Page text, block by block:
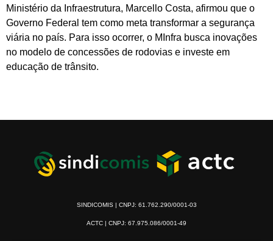
Ministério da Infraestrutura, Marcello Costa, afirmou que o
Governo Federal tem como meta transformar a segurança
viária no país. Para isso ocorrer, o MInfra busca inovações
no modelo de concessões de rodovias e investe em
educação de trânsito.
SINDICOMIS | CNPJ: 61.762.290/0001-03
ACTC | CNPJ: 67.975.086/0001-49